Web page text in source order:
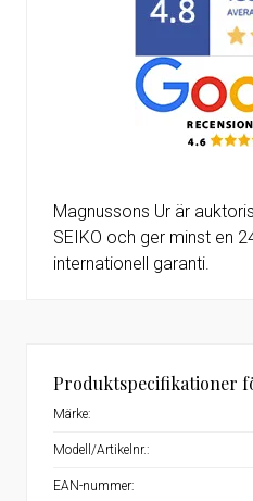
Magnussons Ur är
SEIKO och ger minst en
internationell garanti.
Produktspecifikationer
Märke:
Modell/Artikelnr.:
EAN-nummer: